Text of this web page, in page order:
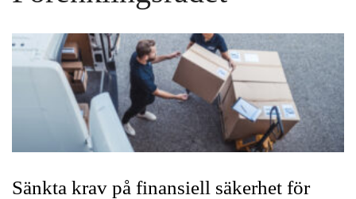
Sänkta krav på finansiell säkerhet för